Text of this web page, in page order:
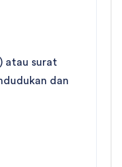
atau surat
dan